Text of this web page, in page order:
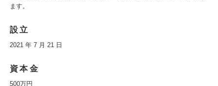
ます。
設立
2021 年 7 月 21 日
資本金
500万円